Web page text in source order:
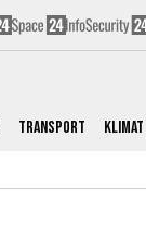
Transport Klimat